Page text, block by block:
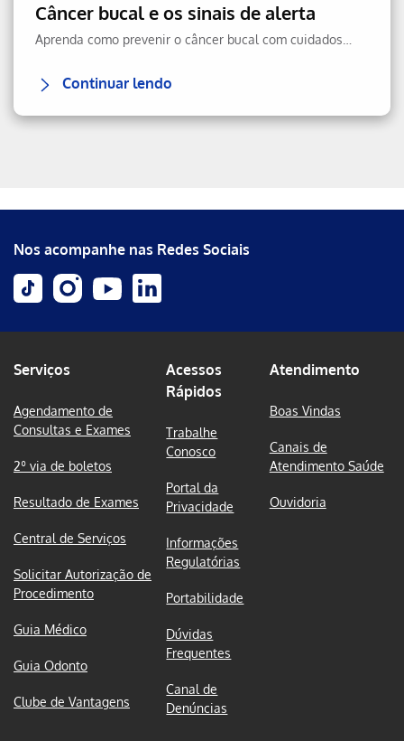
Câncer bucal e os sinais de alerta
Continuar lendo
Nos acompanhe nas Redes Sociais
Serviços
Agendamento de
Consultas e Exames
2º via de boletos
Resultado de Exames
Central de Serviços
Solicitar Autorização de
Procedimento
Guia Médico
Guia Odonto
Clube de Vantagens
Acessos
Rápidos
Trabalhe
Conosco
Portal da
Privacidade
Informações
Regulatórias
Portabilidade
Dúvidas
Frequentes
Canal de
Denúncias
Atendimento
Boas Vindas
Canais de
Atendimento Saúde
Ouvidoria